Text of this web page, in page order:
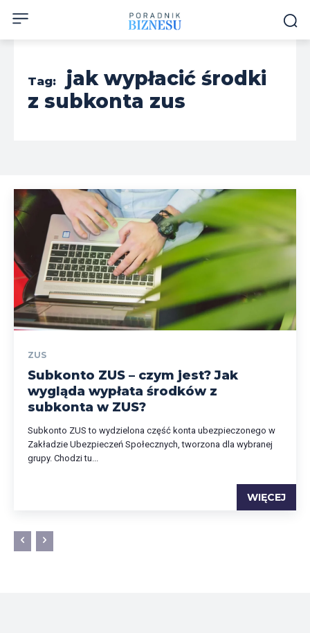
Tag:
jak wypłacić środki
z subkonta zus
ZUS
Subkonto ZUS – czym jest? Jak
wygląda wypłata środków z
subkonta w ZUS?
Subkonto ZUS to wydzielona część konta ubezpieczonego w
Zakładzie Ubezpieczeń Społecznych, tworzona dla wybranej
grupy. Chodzi tu...
WIĘCEJ